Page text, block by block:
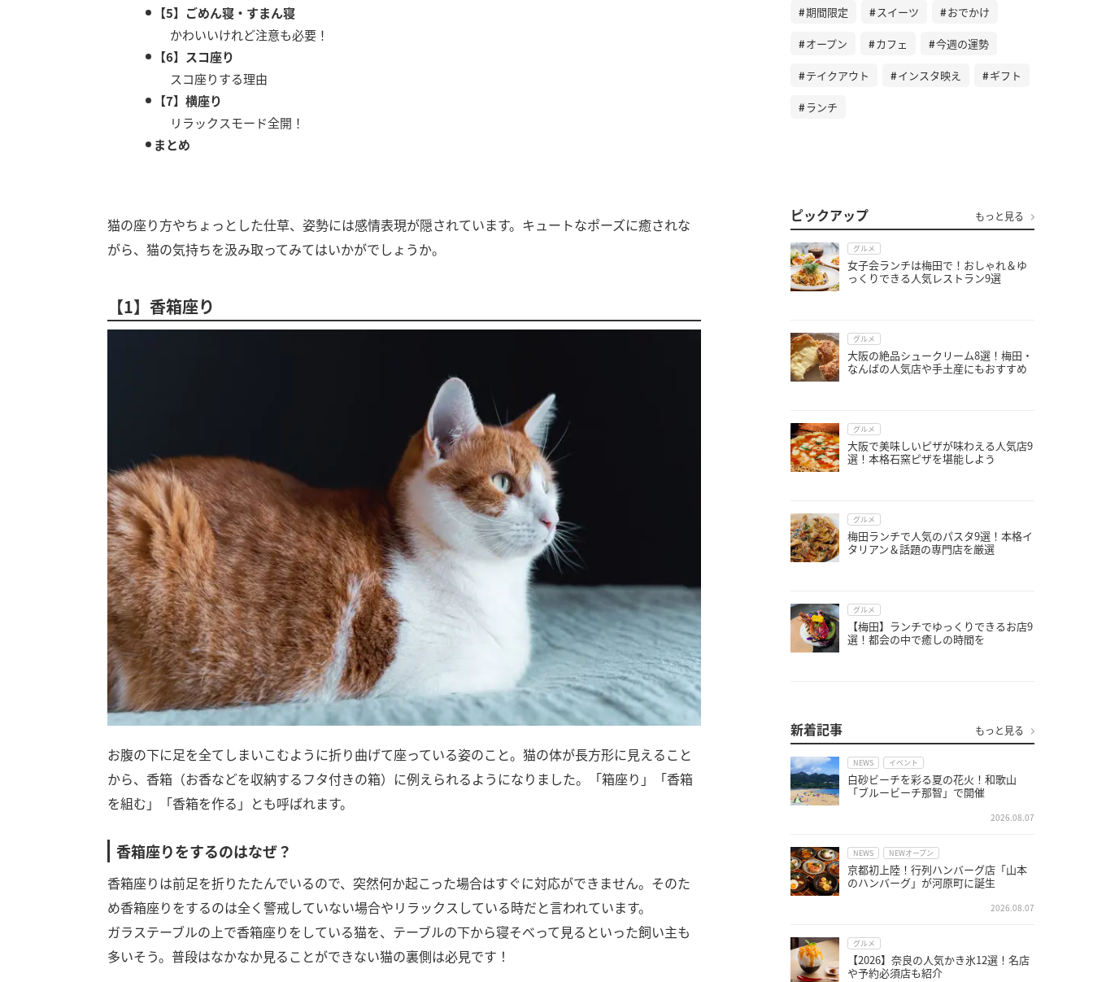
【5】ごめん寝・すまん寝
かわいいけれど注意も必要！
【6】スコ座り
スコ座りする理由
【7】横座り
リラックスモード全開！
まとめ
猫の座り方やちょっとした仕草、姿勢には感情表現が隠されています。キュートなポーズに癒されな
がら、猫の気持ちを汲み取ってみてはいかがでしょうか。
【1】香箱座り
お腹の下に足を全てしまいこむように折り曲げて座っている姿のこと。猫の体が長方形に見えること
から、香箱（お香などを収納するフタ付きの箱）に例えられるようになりました。「箱座り」「香箱
を組む」「香箱を作る」とも呼ばれます。
香箱座りをするのはなぜ？
香箱座りは前足を折りたたんでいるので、突然何か起こった場合はすぐに対応ができません。そのた
め香箱座りをするのは全く警戒していない場合やリラックスしている時だと言われています。
ガラステーブルの上で香箱座りをしている猫を、テーブルの下から寝そべって見るといった飼い主も
多いそう。普段はなかなか見ることができない猫の裏側は必見です！
期間限定 スイーツ おでかけ
オープン カフェ 今週の運勢
テイクアウト インスタ映え ギフト
ランチ
ピックアップ もっと見る
グルメ
女子会ランチは梅田で！おしゃれ＆ゆ
っくりできる人気レストラン9選
グルメ
大阪の絶品シュークリーム8選！梅田・
なんばの人気店や手土産にもおすすめ
グルメ
大阪で美味しいピザが味わえる人気店9
選！本格石窯ピザを堪能しよう
グルメ
梅田ランチで人気のパスタ9選！本格イ
タリアン＆話題の専門店を厳選
グルメ
【梅田】ランチでゆっくりできるお店9
選！都会の中で癒しの時間を
新着記事 もっと見る
NEWS イベント
白砂ビーチを彩る夏の花火！和歌山
「ブルービーチ那智」で開催
2026.08.07
NEWS NEWオープン
京都初上陸！行列ハンバーグ店「山本
のハンバーグ」が河原町に誕生
2026.08.07
グルメ
【2026】奈良の人気かき氷12選！名店
や予約必須店も紹介